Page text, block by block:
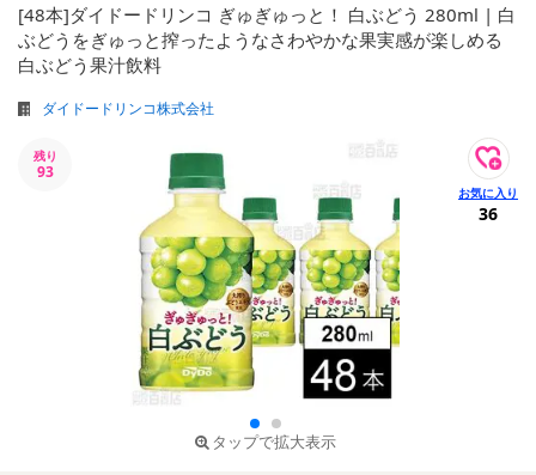
[48本]ダイドードリンコ ぎゅぎゅっと！ 白ぶどう 280ml | 白
ぶどうをぎゅっと搾ったようなさわやかな果実感が楽しめる
白ぶどう果汁飲料
ダイドードリンコ株式会社
残り
93
タップで拡大表示
36